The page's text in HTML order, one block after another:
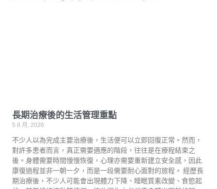
長期治療後的生活管理重點
5 8 月, 2026
不少人以為完成主要治療後，生活便可以立即回復正常。然而，
對許多患者而言，真正需要適應的階段，往往是在療程結束之
後。身體需要時間慢慢恢復，心理亦需要重新建立安全感，因此
康復過程並非一朝一夕，而是一段需要耐心面對的旅程。 經歷長
期治療後，不少人可能會出現體力下降、睡眠質素改變、食慾起